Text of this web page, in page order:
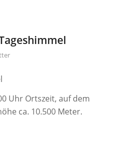
Uhr Ortszeit, auf dem
ca. 10.500 Meter.